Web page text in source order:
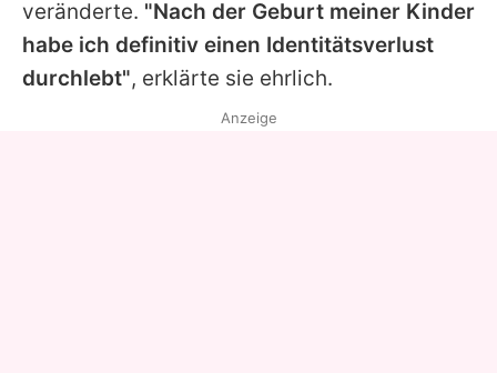
veränderte. "Nach der Geburt meiner Kinder
habe ich definitiv einen Identitätsverlust
durchlebt", erklärte sie ehrlich.
Anzeige